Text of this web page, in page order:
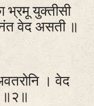
भ्रमू युक्तीसी
वेद असती ॥
। वेद
॥२॥